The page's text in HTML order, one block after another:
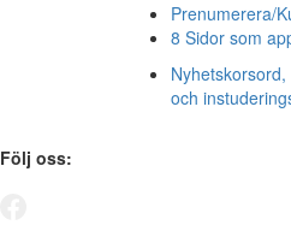
Prenumerera/
8 Sidor som
och
Följ oss: